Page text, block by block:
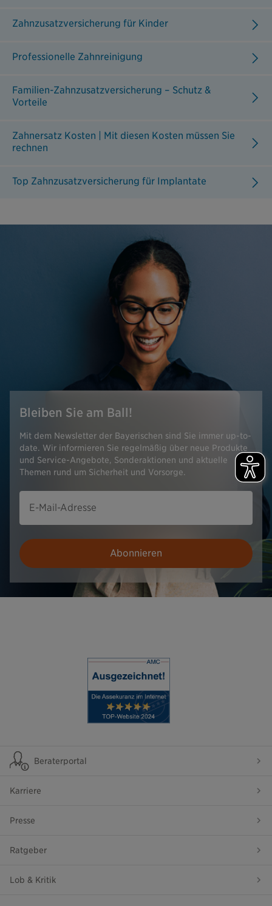
Zahnzusatzversicherung für Kinder
Professionelle Zahnreinigung
Familien-Zahnzusatzversicherung – Schutz &
Vorteile
Zahnersatz Kosten | Mit diesen Kosten müssen Sie
rechnen
Top Zahnzusatzversicherung für Implantate
Bleiben Sie am Ball!
Mit dem Newsletter der Bayerischen sind Sie immer up-to-
date. Wir informieren Sie regelmäßig über neue Produkte
und Service-Angebote, Sonderaktionen und aktuelle
Themen rund um Sicherheit und Vorsorge.
E-Mail-Adresse
Abonnieren
Beraterportal
Karriere
Presse
Ratgeber
Lob & Kritik